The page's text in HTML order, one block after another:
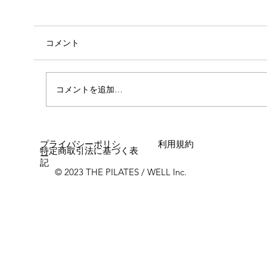
コメント
コメントを追加…
© 2023 THE PILATES / WELL Inc.
プライバシーポリシ
ー
利用規約
特定商取引法に基づく表
記